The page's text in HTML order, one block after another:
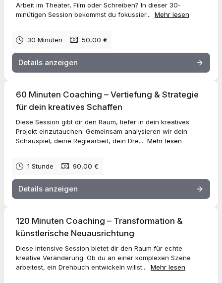
Perfekt für schnelle, gezielte Rückmeldungen zu einer Szene,
einem Konzept oder einer Idee.
deiner künstlerischen Technik zu arbeiten.
📖120 Minuten – Transformation & kreative Neuausrichtung
Die intensive Session für tiefgehende kreative Prozesse,
komplexe Herausforderungen oder langfristige Entwicklungen.
Arbeit im Theater, Film oder Schreiben? In dieser 30-
minütigen Session bekommst du fokussier... Mehr lesen
30 Minuten 50,00 €
Details anzeigen
60 Minuten Coaching – Vertiefung & Strategie
für dein kreatives Schaffen
Diese Session gibt dir den Raum, tiefer in dein kreatives
Projekt einzutauchen. Gemeinsam analysieren wir dein
Schauspiel, deine Regiearbeit, dein Dre... Mehr lesen
1 Stunde 90,00 €
Details anzeigen
120 Minuten Coaching – Transformation &
künstlerische Neuausrichtung
Diese intensive Session bietet dir den Raum für echte
kreative Veränderung. Ob du an einer komplexen Szene
arbeitest, ein Drehbuch entwickeln willst... Mehr lesen